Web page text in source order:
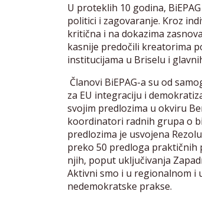
U proteklih 10 godina,
politici i zagovaranje. Kroz
kritična i na dokazima
kasnije predočili kreatorima
institucijama u Briselu i
Članovi BiEPAG-a su od
za EU integraciju i
svojim predlozima u okviru
koordinatori radnih grupa o
predlozima je usvojena
preko 50 predloga praktičnih
njih, poput uključivanja
Aktivni smo i u regionalnom i
nedemokratske prakse.